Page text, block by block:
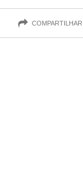
COMPARTILHAR